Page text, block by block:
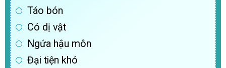
Táo bón
Có dị vật
Ngứa hậu môn
Đại tiện khó